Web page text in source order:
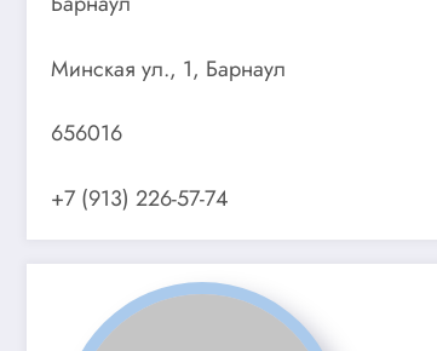
Минская ул., 1, Барнаул
656016
+7 (913) 226-57-74